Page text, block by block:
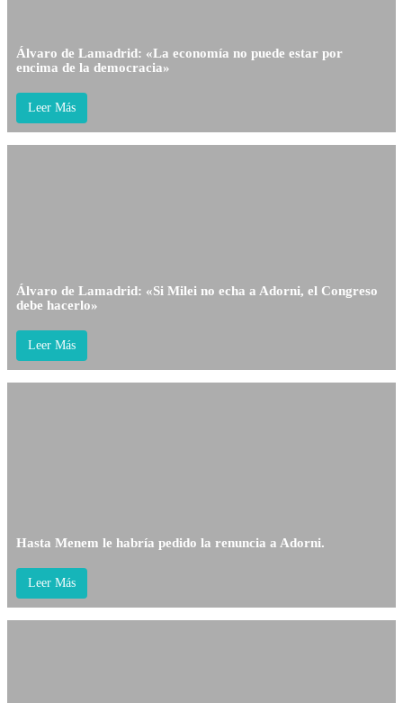
Álvaro de Lamadrid: «La economía no puede estar por
encima de la democracia»
Leer Más
Álvaro de Lamadrid: «Si Milei no echa a Adorni, el Congreso
debe hacerlo»
Leer Más
Hasta Menem le habría pedido la renuncia a Adorni.
Leer Más